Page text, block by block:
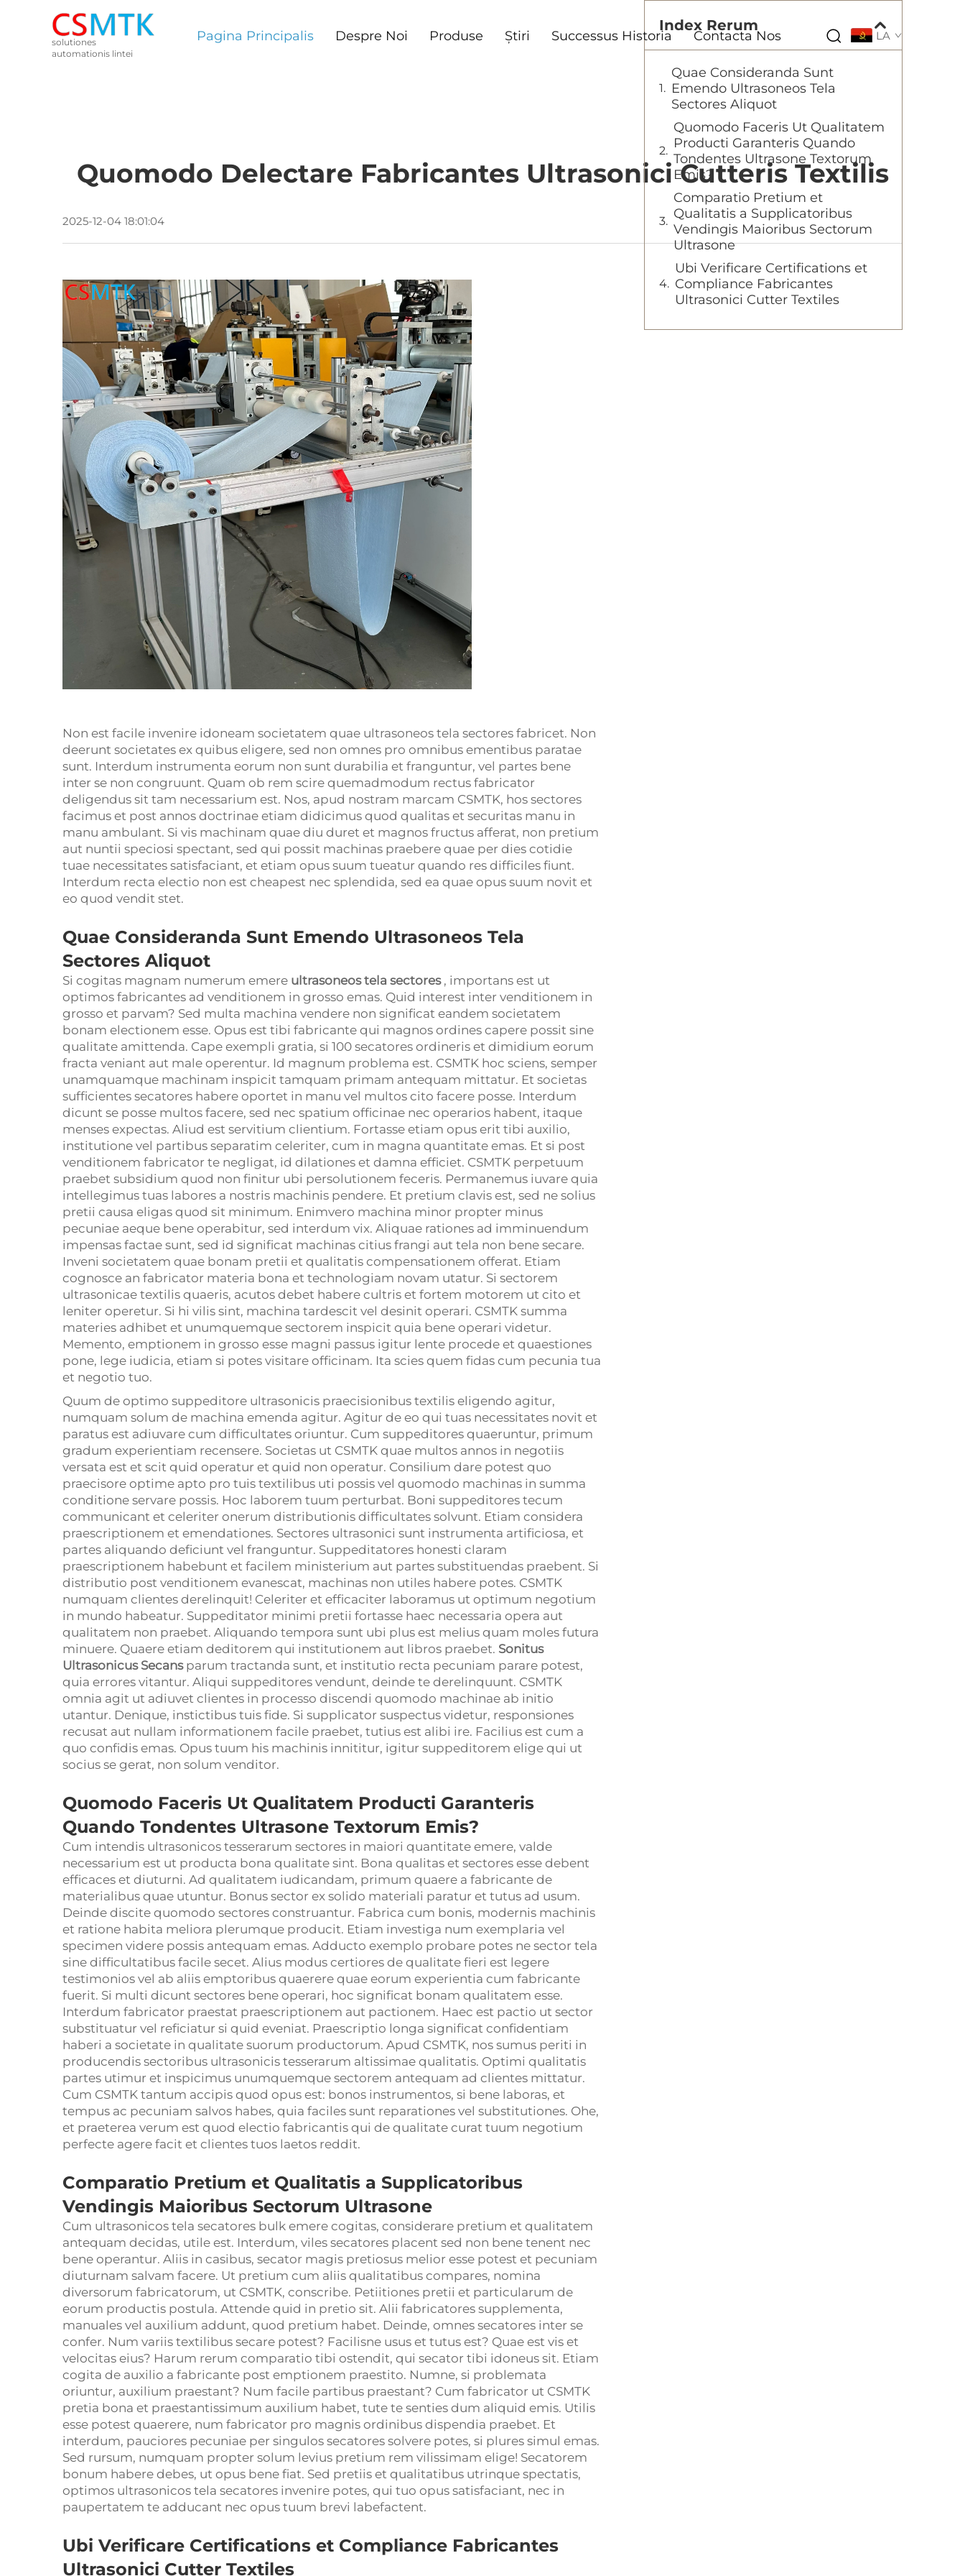
solutiones
automationis lintei
Pagina Principalis Despre Noi Produse Știri Successus Historia Contacta Nos LA
Quomodo Delectare Fabricantes Ultrasonici Cutteris Textilis
2025-12-04 18:01:04
Non est facile invenire idoneam societatem quae ultrasoneos tela sectores fabricet. Non
deerunt societates ex quibus eligere, sed non omnes pro omnibus ementibus paratae
sunt. Interdum instrumenta eorum non sunt durabilia et franguntur, vel partes bene
inter se non congruunt. Quam ob rem scire quemadmodum rectus fabricator
deligendus sit tam necessarium est. Nos, apud nostram marcam CSMTK, hos sectores
facimus et post annos doctrinae etiam didicimus quod qualitas et securitas manu in
manu ambulant. Si vis machinam quae diu duret et magnos fructus afferat, non pretium
aut nuntii speciosi spectant, sed qui possit machinas praebere quae per dies cotidie
tuae necessitates satisfaciant, et etiam opus suum tueatur quando res difficiles fiunt.
Interdum recta electio non est cheapest nec splendida, sed ea quae opus suum novit et
eo quod vendit stet.
Quae Consideranda Sunt Emendo Ultrasoneos Tela
Sectores Aliquot
Si cogitas magnam numerum emere ultrasoneos tela sectores , importans est ut
optimos fabricantes ad venditionem in grosso emas. Quid interest inter venditionem in
grosso et parvam? Sed multa machina vendere non significat eandem societatem
bonam electionem esse. Opus est tibi fabricante qui magnos ordines capere possit sine
qualitate amittenda. Cape exempli gratia, si 100 secatores ordineris et dimidium eorum
fracta veniant aut male operentur. Id magnum problema est. CSMTK hoc sciens, semper
unamquamque machinam inspicit tamquam primam antequam mittatur. Et societas
sufficientes secatores habere oportet in manu vel multos cito facere posse. Interdum
dicunt se posse multos facere, sed nec spatium officinae nec operarios habent, itaque
menses expectas. Aliud est servitium clientium. Fortasse etiam opus erit tibi auxilio,
institutione vel partibus separatim celeriter, cum in magna quantitate emas. Et si post
venditionem fabricator te negligat, id dilationes et damna efficiet. CSMTK perpetuum
praebet subsidium quod non finitur ubi persolutionem feceris. Permanemus iuvare quia
intellegimus tuas labores a nostris machinis pendere. Et pretium clavis est, sed ne solius
pretii causa eligas quod sit minimum. Enimvero machina minor propter minus
pecuniae aeque bene operabitur, sed interdum vix. Aliquae rationes ad imminuendum
impensas factae sunt, sed id significat machinas citius frangi aut tela non bene secare.
Inveni societatem quae bonam pretii et qualitatis compensationem offerat. Etiam
cognosce an fabricator materia bona et technologiam novam utatur. Si sectorem
ultrasonicae textilis quaeris, acutos debet habere cultris et fortem motorem ut cito et
leniter operetur. Si hi vilis sint, machina tardescit vel desinit operari. CSMTK summa
materies adhibet et unumquemque sectorem inspicit quia bene operari videtur.
Memento, emptionem in grosso esse magni passus igitur lente procede et quaestiones
pone, lege iudicia, etiam si potes visitare officinam. Ita scies quem fidas cum pecunia tua
et negotio tuo.
Quum de optimo suppeditore ultrasonicis praecisionibus textilis eligendo agitur,
numquam solum de machina emenda agitur. Agitur de eo qui tuas necessitates novit et
paratus est adiuvare cum difficultates oriuntur. Cum suppeditores quaeruntur, primum
gradum experientiam recensere. Societas ut CSMTK quae multos annos in negotiis
versata est et scit quid operatur et quid non operatur. Consilium dare potest quo
praecisore optime apto pro tuis textilibus uti possis vel quomodo machinas in summa
conditione servare possis. Hoc laborem tuum perturbat. Boni suppeditores tecum
communicant et celeriter onerum distributionis difficultates solvunt. Etiam considera
praescriptionem et emendationes. Sectores ultrasonici sunt instrumenta artificiosa, et
partes aliquando deficiunt vel franguntur. Suppeditatores honesti claram
praescriptionem habebunt et facilem ministerium aut partes substituendas praebent. Si
distributio post venditionem evanescat, machinas non utiles habere potes. CSMTK
numquam clientes derelinquit! Celeriter et efficaciter laboramus ut optimum negotium
in mundo habeatur. Suppeditator minimi pretii fortasse haec necessaria opera aut
qualitatem non praebet. Aliquando tempora sunt ubi plus est melius quam moles futura
minuere. Quaere etiam deditorem qui institutionem aut libros praebet. Sonitus
Ultrasonicus Secans parum tractanda sunt, et institutio recta pecuniam parare potest,
quia errores vitantur. Aliqui suppeditores vendunt, deinde te derelinquunt. CSMTK
omnia agit ut adiuvet clientes in processo discendi quomodo machinae ab initio
utantur. Denique, instictibus tuis fide. Si supplicator suspectus videtur, responsiones
recusat aut nullam informationem facile praebet, tutius est alibi ire. Facilius est cum a
quo confidis emas. Opus tuum his machinis innititur, igitur suppeditorem elige qui ut
socius se gerat, non solum venditor.
Quomodo Faceris Ut Qualitatem Producti Garanteris
Quando Tondentes Ultrasone Textorum Emis?
Cum intendis ultrasonicos tesserarum sectores in maiori quantitate emere, valde
necessarium est ut producta bona qualitate sint. Bona qualitas et sectores esse debent
efficaces et diuturni. Ad qualitatem iudicandam, primum quaere a fabricante de
materialibus quae utuntur. Bonus sector ex solido materiali paratur et tutus ad usum.
Deinde discite quomodo sectores construantur. Fabrica cum bonis, modernis machinis
et ratione habita meliora plerumque producit. Etiam investiga num exemplaria vel
specimen videre possis antequam emas. Adducto exemplo probare potes ne sector tela
sine difficultatibus facile secet. Alius modus certiores de qualitate fieri est legere
testimonios vel ab aliis emptoribus quaerere quae eorum experientia cum fabricante
fuerit. Si multi dicunt sectores bene operari, hoc significat bonam qualitatem esse.
Interdum fabricator praestat praescriptionem aut pactionem. Haec est pactio ut sector
substituatur vel reficiatur si quid eveniat. Praescriptio longa significat confidentiam
haberi a societate in qualitate suorum productorum. Apud CSMTK, nos sumus periti in
producendis sectoribus ultrasonicis tesserarum altissimae qualitatis. Optimi qualitatis
partes utimur et inspicimus unumquemque sectorem antequam ad clientes mittatur.
Cum CSMTK tantum accipis quod opus est: bonos instrumentos, si bene laboras, et
tempus ac pecuniam salvos habes, quia faciles sunt reparationes vel substitutiones. Ohe,
et praeterea verum est quod electio fabricantis qui de qualitate curat tuum negotium
perfecte agere facit et clientes tuos laetos reddit.
Comparatio Pretium et Qualitatis a Supplicatoribus
Vendingis Maioribus Sectorum Ultrasone
Cum ultrasonicos tela secatores bulk emere cogitas, considerare pretium et qualitatem
antequam decidas, utile est. Interdum, viles secatores placent sed non bene tenent nec
bene operantur. Aliis in casibus, secator magis pretiosus melior esse potest et pecuniam
diuturnam salvam facere. Ut pretium cum aliis qualitatibus compares, nomina
diversorum fabricatorum, ut CSMTK, conscribe. Petiitiones pretii et particularum de
eorum productis postula. Attende quid in pretio sit. Alii fabricatores supplementa,
manuales vel auxilium addunt, quod pretium habet. Deinde, omnes secatores inter se
confer. Num variis textilibus secare potest? Facilisne usus et tutus est? Quae est vis et
velocitas eius? Harum rerum comparatio tibi ostendit, qui secator tibi idoneus sit. Etiam
cogita de auxilio a fabricante post emptionem praestito. Numne, si problemata
oriuntur, auxilium praestant? Num facile partibus praestant? Cum fabricator ut CSMTK
pretia bona et praestantissimum auxilium habet, tute te senties dum aliquid emis. Utilis
esse potest quaerere, num fabricator pro magnis ordinibus dispendia praebet. Et
interdum, pauciores pecuniae per singulos secatores solvere potes, si plures simul emas.
Sed rursum, numquam propter solum levius pretium rem vilissimam elige! Secatorem
bonum habere debes, ut opus bene fiat. Sed pretiis et qualitatibus utrinque spectatis,
optimos ultrasonicos tela secatores invenire potes, qui tuo opus satisfaciant, nec in
paupertatem te adducant nec opus tuum brevi labefactent.
Ubi Verificare Certifications et Compliance Fabricantes
Ultrasonici Cutter Textiles
Index Rerum
Quae Consideranda Sunt
Emendo Ultrasoneos Tela
Sectores Aliquot
Quomodo Faceris Ut Qualitatem
Producti Garanteris Quando
Tondentes Ultrasone Textorum
Emis?
Comparatio Pretium et
Qualitatis a Supplicatoribus
Vendingis Maioribus Sectorum
Ultrasone
Ubi Verificare Certifications et
Compliance Fabricantes
Ultrasonici Cutter Textiles